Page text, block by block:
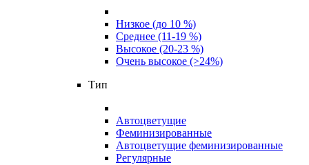
Низкое (до 10 %)
Среднее (11-19 %)
Высокое (20-23 %)
Очень высокое (>24%)
Тип
Автоцветущие
Феминизированные
Автоцветущие феминизированные
Регулярные